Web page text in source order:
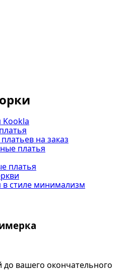
Kookla
на заказ
платья
платья
в стиле минимализм
вашего окончательного